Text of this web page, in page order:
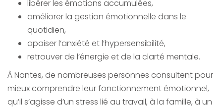
libérer les émotions accumulées,
améliorer la gestion émotionnelle dans le
quotidien,
apaiser l’anxiété et l’hypersensibilité,
retrouver de l’énergie et de la clarté mentale.
À Nantes, de nombreuses personnes consultent pour
mieux comprendre leur fonctionnement émotionnel,
qu’il s’agisse d’un stress lié au travail, à la famille, à un